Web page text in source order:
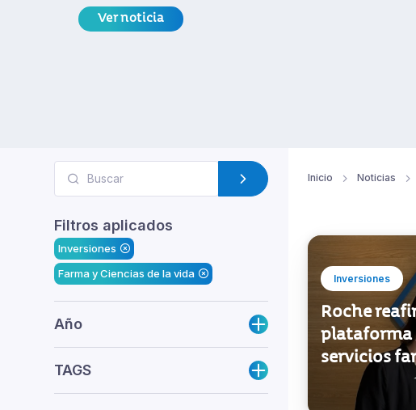
Filtros aplicados
Inversiones
Farma y Ciencias de la vida
Roche
plataforma
servicios